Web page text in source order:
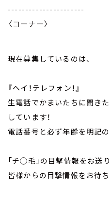
----------------------
〈コーナー〉
現在募集しているのは、
『ヘイ！テレフォン！』
生電話でかまいたちに聞き
しています！
電話番号と必ず年齢を明記の
「チ◯毛」の目撃情報をお送
皆様からの目撃情報をお待ち